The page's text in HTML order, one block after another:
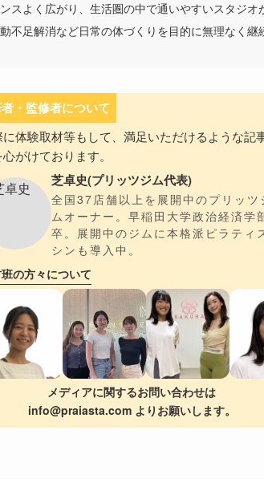
スよく広がり、生活圏の中で通いやすいスタジ
不足解消など日常の体づくりを目的に無理なく継
・監修者について
に体験取材等もして、満足いただけるような記
がけております。
芝卓史(プリッツジム代表)
全国37店舗以上を展開中のプリッツ
ムオーナー。早稲田大学政治経済学
卒。展開中のジムに本格派ピラティ
シンも導入中。
の方々について
メディアに関するお問い合わせは
info@praiasta.com よりお願いします。